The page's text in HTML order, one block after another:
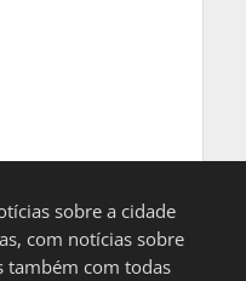
sobre a cidade
com notícias sobre
também com todas